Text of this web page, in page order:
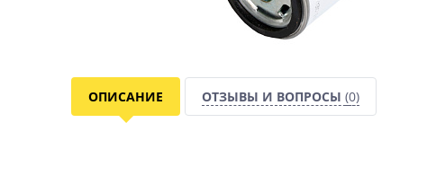
ОПИСАНИЕ ОТЗЫВЫ И ВОПРОСЫ (0)